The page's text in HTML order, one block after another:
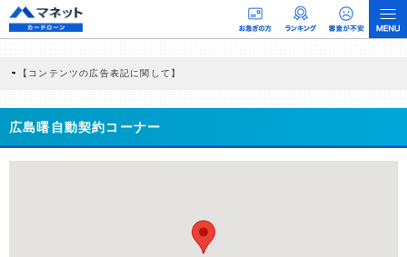
【コンテンツの広告表記に関して】
商品を根拠なくPRするものではなく、当編集部の調査／ユーザーへの口コミ収集な
どに基づき、公平性を担保した情報提供を行っています。
>提携企業一覧
広島曙自動契約コーナー